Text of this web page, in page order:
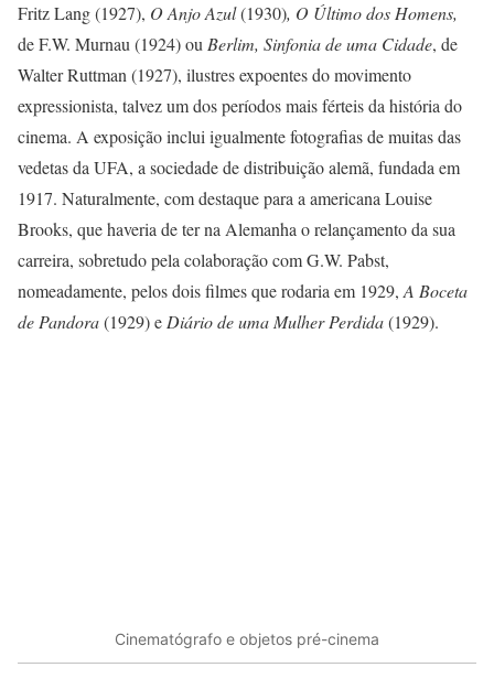
Fritz Lang (1927), O Anjo Azul(1930), O Último dos Homens,
de F.W. Murnau (1924) ou Berlim, Sinfonia de uma Cidade, de
Walter Ruttman (1927), ilustres expoentes do movimento
expressionista, talvez um dos períodos mais férteis da história do
cinema. A exposição inclui igualmente fotografias de muitas das
vedetas da UFA, a sociedade de distribuição alemã, fundada em
1917. Naturalmente, com destaque para a americana Louise
Brooks, que haveria de ter na Alemanha o relançamento da sua
carreira, sobretudo pela colaboração com G.W. Pabst,
nomeadamente, pelos dois filmes que rodaria em 1929, A Boceta
de Pandora(1929) e Diário de uma Mulher Perdida(1929).
Cinematógrafo e objetos pré-cinema